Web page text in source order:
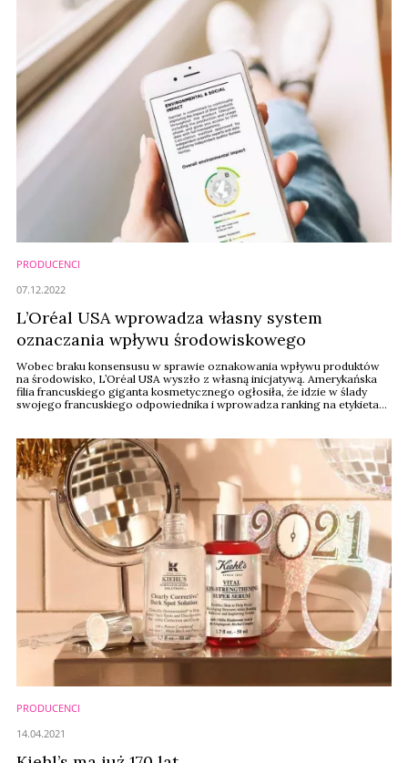
PRODUCENCI
L’Oréal USA wprowadza własny system
oznaczania wpływu środowiskowego
Wobec braku konsensusu w sprawie oznakowania wpływu produktów
na środowisko, L’Oréal USA wyszło z własną inicjatywą. Amerykańska
filia francuskiego giganta kosmetycznego ogłosiła, że idzie w ślady
swojego francuskiego odpowiednika i wprowadza ranking na etykietach
07.12.2022
PRODUCENCI
14.04.2021